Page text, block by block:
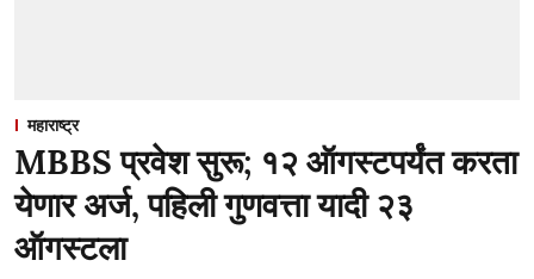
महाराष्ट्र
MBBS प्रवेश सुरू; १२ ऑगस्टपर्यंत करता
येणार अर्ज, पहिली गुणवत्ता यादी २३
ऑगस्टला